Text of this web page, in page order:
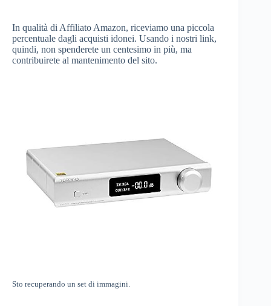
In qualità di Affiliato Amazon, riceviamo una piccola
percentuale dagli acquisti idonei. Usando i nostri link,
quindi, non spenderete un centesimo in più, ma
contribuirete al mantenimento del sito.
Sto recuperando un set di immagini.